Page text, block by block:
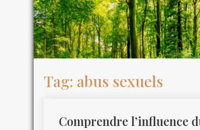
Tag: abus sexuels
Comprendre l’influence